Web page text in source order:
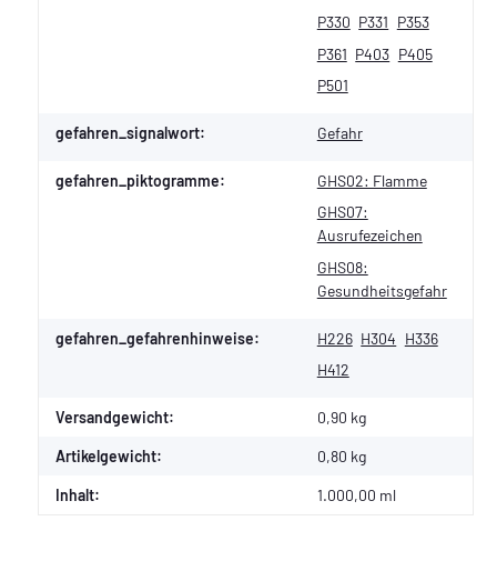
P330 P331 P353
P361 P403 P405
P501
gefahren_signalwort: Gefahr
gefahren_piktogramme:
GHS02: Flamme
GHS07:
Ausrufezeichen
GHS08:
Gesundheitsgefahr
gefahren_gefahrenhinweise: H226 H304 H336
H412
Versandgewicht: 0,90 kg
Artikelgewicht: 0,80 kg
Inhalt: 1.000,00 ml